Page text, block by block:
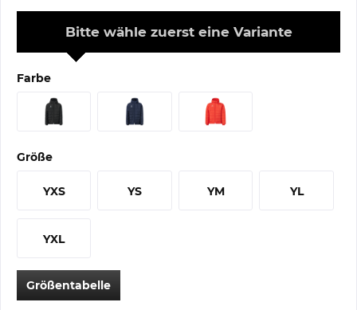
Bitte wähle zuerst eine Variante
Farbe
Größe
YXS YS YM YL
YXL
Größentabelle